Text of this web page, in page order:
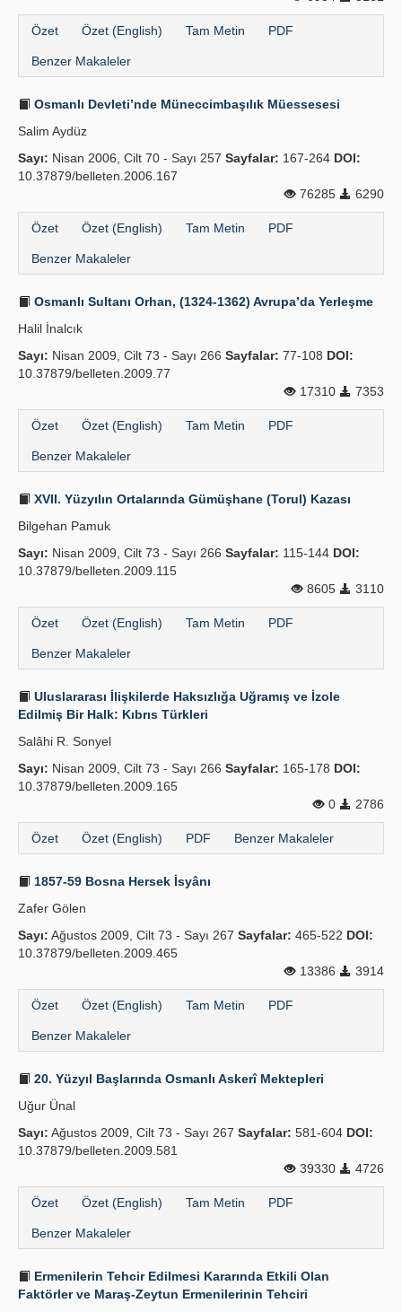
Özet Özet (English) Tam Metin PDF
Benzer Makaleler
Osmanlı Devleti’nde Müneccimbaşılık Müessesesi
Salim Aydüz
Sayı: Nisan 2006, Cilt 70 - Sayı 257 Sayfalar: 167-264 DOI:
10.37879/belleten.2006.167
76285
6290
Özet Özet (English) Tam Metin PDF
Benzer Makaleler
Osmanlı Sultanı Orhan, (1324-1362) Avrupa’da Yerleşme
Halil İnalcık
Sayı: Nisan 2009, Cilt 73 - Sayı 266 Sayfalar: 77-108 DOI:
10.37879/belleten.2009.77
17310
7353
Özet Özet (English) Tam Metin PDF
Benzer Makaleler
XVII. Yüzyılın Ortalarında Gümüşhane (Torul) Kazası
Bilgehan Pamuk
Sayı: Nisan 2009, Cilt 73 - Sayı 266 Sayfalar: 115-144 DOI:
10.37879/belleten.2009.115
8605
3110
Özet Özet (English) Tam Metin PDF
Benzer Makaleler
Uluslararası İlişkilerde Haksızlığa Uğramış ve İzole
Edilmiş Bir Halk: Kıbrıs Türkleri
Salâhi R. Sonyel
Sayı: Nisan 2009, Cilt 73 - Sayı 266 Sayfalar: 165-178 DOI:
10.37879/belleten.2009.165
0
2786
Özet Özet (English) PDF Benzer Makaleler
1857-59 Bosna Hersek İsyânı
Zafer Gölen
Sayı: Ağustos 2009, Cilt 73 - Sayı 267 Sayfalar: 465-522 DOI:
10.37879/belleten.2009.465
13386
3914
Özet Özet (English) Tam Metin PDF
Benzer Makaleler
20. Yüzyıl Başlarında Osmanlı Askerî Mektepleri
Uğur Ünal
Sayı: Ağustos 2009, Cilt 73 - Sayı 267 Sayfalar: 581-604 DOI:
10.37879/belleten.2009.581
39330
4726
Özet Özet (English) Tam Metin PDF
Benzer Makaleler
Ermenilerin Tehcir Edilmesi Kararında Etkili Olan
Faktörler ve Maraş-Zeytun Ermenilerinin Tehciri